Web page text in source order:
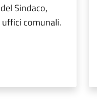
Sindaco,
comunali.